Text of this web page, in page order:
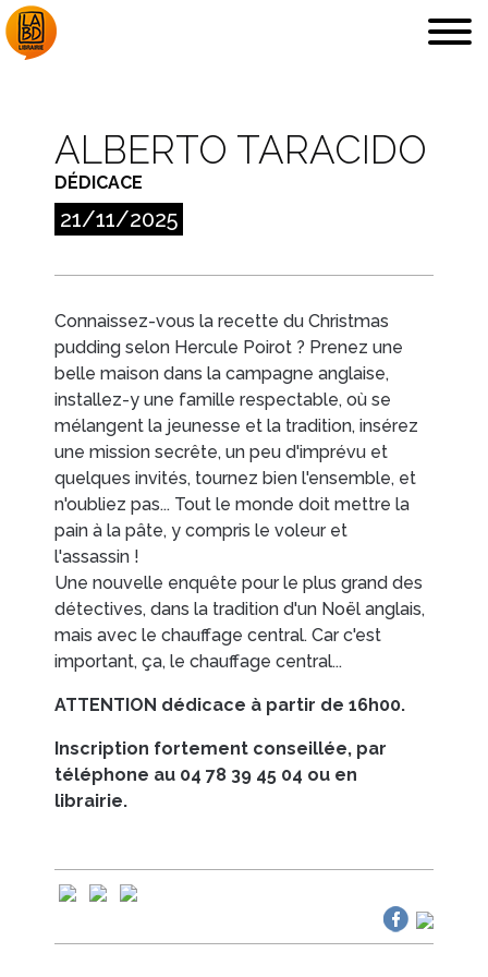
LA LIBRAIRIE
COUPS DE CŒUR ARCHIVES
EN IMAGES
ALBERTO TARACIDO
DÉDICACE
21/11/2025
Connaissez-vous la recette du Christmas
pudding selon Hercule Poirot ? Prenez une
belle maison dans la campagne anglaise,
installez-y une famille respectable, où se
mélangent la jeunesse et la tradition, insérez
une mission secrête, un peu d'imprévu et
quelques invités, tournez bien l'ensemble, et
n'oubliez pas... Tout le monde doit mettre la
pain à la pâte, y compris le voleur et
l'assassin !
Une nouvelle enquête pour le plus grand des
détectives, dans la tradition d'un Noël anglais,
mais avec le chauffage central. Car c'est
important, ça, le chauffage central...
ATTENTION dédicace à partir de 16h00.
Inscription fortement conseillée, par
téléphone au 04 78 39 45 04 ou en
librairie.